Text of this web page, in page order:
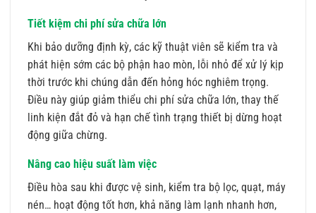
Tiết kiệm chi phí sửa chữa lớn
Khi bảo dưỡng định kỳ, các kỹ thuật viên sẽ kiểm tra và
phát hiện sớm các bộ phận hao mòn, lỗi nhỏ để xử lý kịp
thời trước khi chúng dẫn đến hỏng hóc nghiêm trọng.
Điều này giúp giảm thiểu chi phí sửa chữa lớn, thay thế
linh kiện đắt đỏ và hạn chế tình trạng thiết bị dừng hoạt
động giữa chừng.
Nâng cao hiệu suất làm việc
Điều hòa sau khi được vệ sinh, kiểm tra bộ lọc, quạt, máy
nén… hoạt động tốt hơn, khả năng làm lạnh nhanh hơn,